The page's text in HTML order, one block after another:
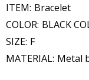
ITEM: Bracelet
COLOR: BLACK
SIZE: F
MATERIAL: Metal